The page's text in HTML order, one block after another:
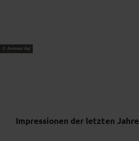
© Andreas Vigl
Impressionen der letzten Jahre